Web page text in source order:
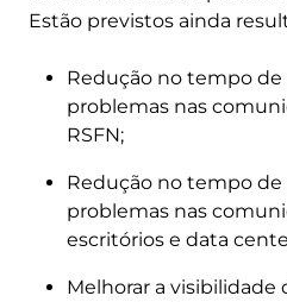
Estão previstos ainda
Redução no tempo
problemas nas
RSFN;
Redução no tempo
problemas nas
escritórios e data
Melhorar a